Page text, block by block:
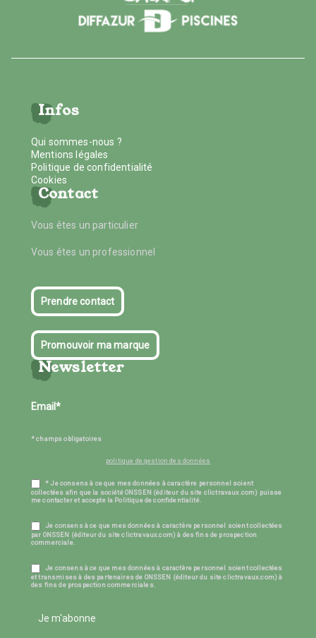
Infos
Qui sommes-nous ?
Mentions légales
Politique de confidentialité
Cookies
Contact
Vous êtes un particulier
Vous êtes un professionnel
Prendre contact
Promouvoir ma marque
Newsletter
* champs obligatoires
politique de gestion des données
* Je consens à ce que mes données à caractère personnel soient
collectées afin que la société ONSSEN (éditeur du site clictravaux.com) puisse
me contacter et accepte la Politique de confidentialité.
Je consens à ce que mes données à caractère personnel soient collectées
par ONSSEN (éditeur du site clictravaux.com) à des fins de prospection
commerciale.
Je consens à ce que mes données à caractère personnel soient collectées
et transmises à des partenaires de ONSSEN (éditeur du site clictravaux.com) à
des fins de prospection commerciales.
Je m'abonne